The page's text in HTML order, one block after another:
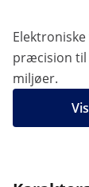
præcision til
miljøer.